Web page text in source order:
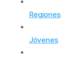
Regiones
Jóvenes